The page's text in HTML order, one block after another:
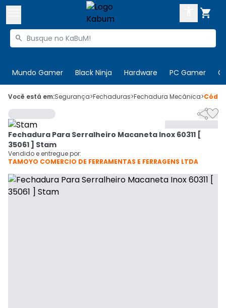

Buscar produtos

Mundo Gamer Black Ninja Hardware PC Gamer
 Olá. Acesse sua conta
 Departamentos
Cupons
Mais Vendidos
 Ativar tradutor em libras
CADASTRE-SE
Você está em:Segurança>Fechaduras>Fechadura Mecânica>

Fechadura Para Serralheiro Macaneta Inox 60311 [
35061 ] Stam
Vendido e entregue por:
TAMOYO COMERCIO DE FERRAMENTAS E FERRAGENS LTDA